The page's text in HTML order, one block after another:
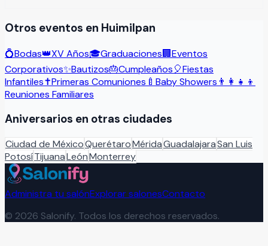
Otros eventos en Huimilpan
💍Bodas👑XV Años🎓Graduaciones🏢Eventos
Corporativos✨Bautizos🎂Cumpleaños🎈Fiestas
Infantiles✝️Primeras Comuniones 🍼 Baby Showers 👨‍👩‍👧‍👦
Reuniones Familiares
Aniversarios en otras ciudades
Ciudad de MéxicoQuerétaroMéridaGuadalajaraSan Luis
PotosíTijuanaLeónMonterrey
Administra tu salónExplorar salonesContacto
© 2026 Salonify. Todos los derechos reservados.